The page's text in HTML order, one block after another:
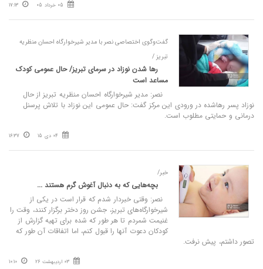
05 خرداد 05 17:13
گفت‌وگوی اختصاصی نصر با مدیر شیرخوارگاه احسان منظریه
تبریز /
رها شدن نوزاد در سرمای تبریز/ حال عمومی کودک
مساعد است
نصر: مدیر شیرخوارگاه احسان منظریه تبریز از حال
نوزاد پسر رهاشده در ورودی این مرکز گفت: حال عمومی این نوزاد با تلاش پرسنل
درمانی و حمایتی مطلوب است.
04 دی 15 16:37
خبر/
بچه‌هایی که به دنبال آغوش گرم هستند ...
نصر: وقتی خبردار شدم که قرار است در یکی از
شیرخوارگاه‌های تبریز، جشن روز دختر برگزار کنند، وقت را
غنیمت شمردم تا هر طور که شده برای تهیه گزارش از
کودکان دعوت آنها را قبول کنم، اما اتفاقات آن طور که
تصور داشتم، پیش نرفت.
03 اردیبهشت 26 10:10